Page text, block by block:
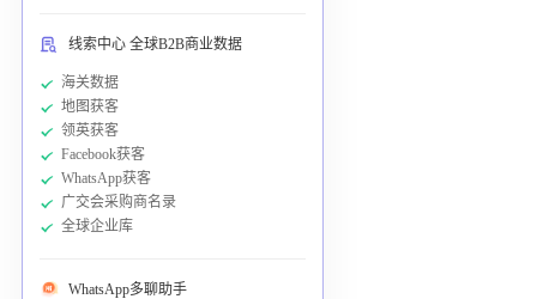
线索中心 全球B2B商业数据
海关数据
地图获客
领英获客
Facebook获客
WhatsApp获客
广交会采购商名录
全球企业库
WhatsApp多聊助手